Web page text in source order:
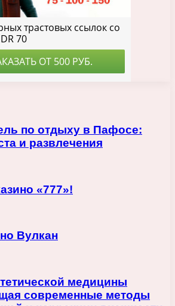
по отдыху в Пафосе:
и развлечения
«777»!
Вулкан
медицины
современные методы